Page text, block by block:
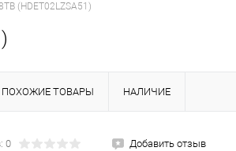
(HDET02LZSA51)
ПОХОЖИЕ ТОВАРЫ НАЛИЧИЕ
0 Добавить отзыв